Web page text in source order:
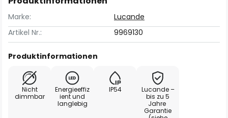
Marke:
Lucande
Artikel Nr.:
9969130
Produktinformationen
Nicht
dimmbar
Energieeffiz
ient und
langlebig
IP54
Lucande –
bis zu 5
Jahre
Garantie